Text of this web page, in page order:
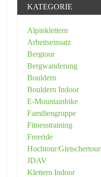
KATEGORIE
Alpinklettern
Arbeitseinsatz
Bergtour
Bergwanderung
Bouldern
Bouldern Indoor
E-Mountainbike
Familiengruppe
Fitnesstraining
Freeride
Hochtour/Gletschertour
JDAV
Klettern Indoor